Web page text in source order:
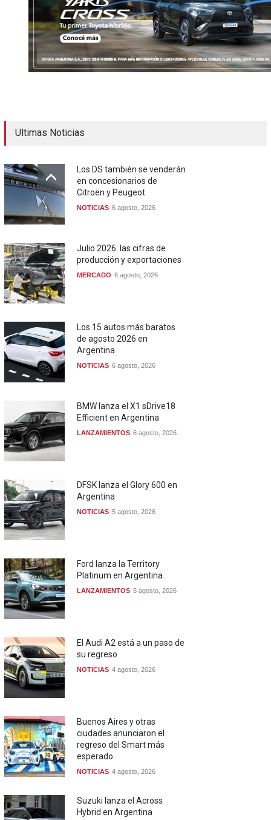
Ultimas Noticias
Los DS también se venderán
en concesionarios de
Citroën y Peugeot
NOTICIAS 6 agosto, 2026
Julio 2026: las cifras de
producción y exportaciones
MERCADO 6 agosto, 2026
Los 15 autos más baratos
de agosto 2026 en
Argentina
NOTICIAS 6 agosto, 2026
BMW lanza el X1 sDrive18
Efficient en Argentina
LANZAMIENTOS 6 agosto, 2026
DFSK lanza el Glory 600 en
Argentina
NOTICIAS 5 agosto, 2026
Ford lanza la Territory
Platinum en Argentina
LANZAMIENTOS 5 agosto, 2026
El Audi A2 está a un paso de
su regreso
NOTICIAS 4 agosto, 2026
Buenos Aires y otras
ciudades anunciaron el
regreso del Smart más
esperado
NOTICIAS 4 agosto, 2026
Suzuki lanza el Across
Hybrid en Argentina